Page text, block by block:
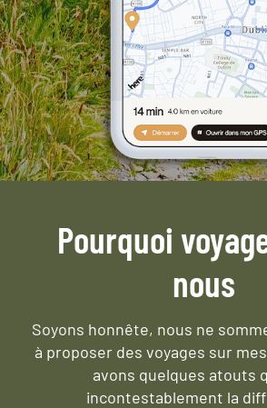
Pourquoi
nous
Soyons honnête, nous ne
à proposer des voyages sur
avons quelques atouts
incontestablement la